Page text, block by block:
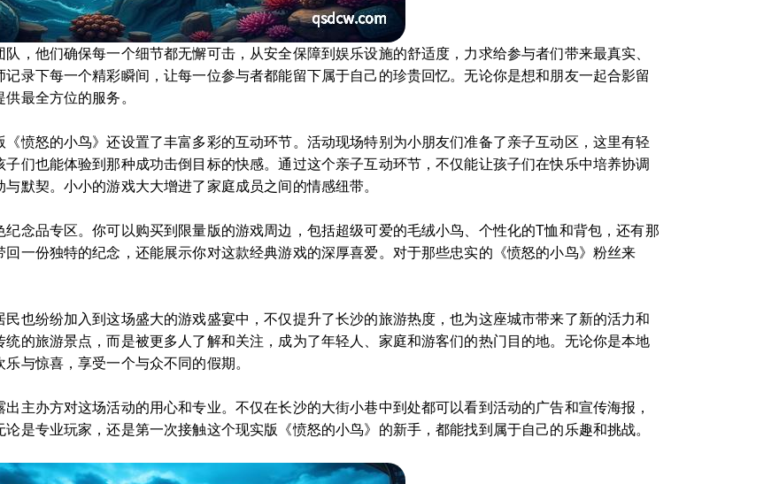
，他们确保每一个细节都无懈可击，从安全保障到娱乐设施的舒适度，力求给参与者们带来最真实、
录下每一个精彩瞬间，让每一位参与者都能留下属于自己的珍贵回忆。无论你是想和朋友一起合影留
最全方位的服务。
愤怒的小鸟》还设置了丰富多彩的互动环节。活动现场特别为小朋友们准备了亲子互动区，这里有轻
们也能体验到那种成功击倒目标的快感。通过这个亲子互动环节，不仅能让孩子们在快乐中培养协调
默契。小小的游戏大大增进了家庭成员之间的情感纽带。
念品专区。你可以购买到限量版的游戏周边，包括超级可爱的毛绒小鸟、个性化的T恤和背包，还有那
一份独特的纪念，还能展示你对这款经典游戏的深厚喜爱。对于那些忠实的《愤怒的小鸟》粉丝来
也纷纷加入到这场盛大的游戏盛宴中，不仅提升了长沙的旅游热度，也为这座城市带来了新的活力和
的旅游景点，而是被更多人了解和关注，成为了年轻人、家庭和游客们的热门目的地。无论你是本地
与惊喜，享受一个与众不同的假期。
主办方对这场活动的用心和专业。不仅在长沙的大街小巷中到处都可以看到活动的广告和宣传海报，
是专业玩家，还是第一次接触这个现实版《愤怒的小鸟》的新手，都能找到属于自己的乐趣和挑战。